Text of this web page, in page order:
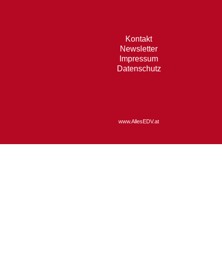
Kontakt
Newsletter
Impressum
Datenschutz
www.AllesEDV.at